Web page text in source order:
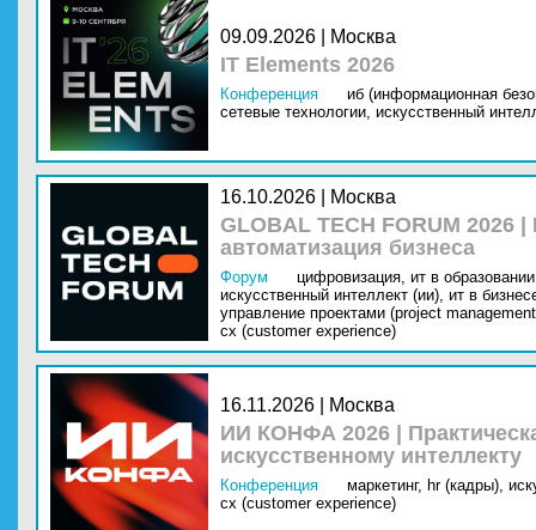
09.09.2026 | Москва
IT Elements 2026
Конференция
иб (информационная
сетевые технологии, искусственный
16.10.2026 | Москва
GLOBAL TECH FORUM
автоматизация бизнеса
Форум цифровизация, ит в
искусственный интеллект (ии), ит в
управление проектами (project
cx (customer experience)
16.11.2026 | Москва
ИИ КОНФА 2026 |
искусственному интеллекту
Конференция маркетинг, hr (кадры),
cx (customer experience)